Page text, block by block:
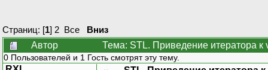
Страниц: [1] 2 Все
Вниз
Автор
Тема: STL. Приведение итератора
0 Пользователей и 1 Гость смотрят эту тему.